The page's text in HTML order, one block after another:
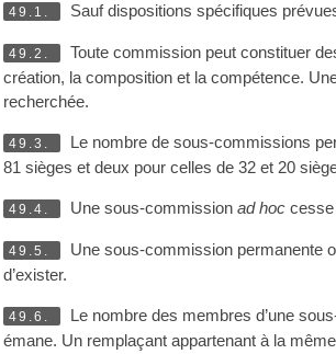
49.1. Sauf dispositions spécifiques
49.2.
Toute commission peut constituer
création, la composition et la compétence.
recherchée.
49.3.
Le nombre de sous-commissions
81 sièges et deux pour celles de 32 et 20
49.4. Une sous-commission ad hoc cesse
49.5.
Une sous-commission permanente
d’exister.
49.6.
Le nombre des membres d’une
émane. Un remplaçant appartenant à la